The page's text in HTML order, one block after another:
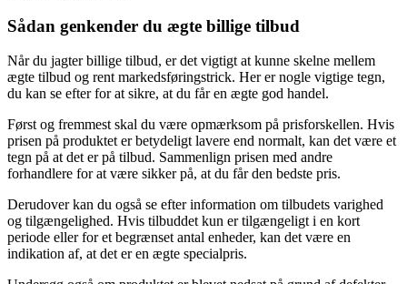
Sådan genkender du ægte billige tilbud
Når du jagter billige tilbud, er det vigtigt at kunne skelne mellem
ægte tilbud og rent markedsføringstrick. Her er nogle vigtige tegn,
du kan se efter for at sikre, at du får en ægte god handel.
Først og fremmest skal du være opmærksom på prisforskellen. Hvis
prisen på produktet er betydeligt lavere end normalt, kan det være et
tegn på at det er på tilbud. Sammenlign prisen med andre
forhandlere for at være sikker på, at du får den bedste pris.
Derudover kan du også se efter information om tilbudets varighed
og tilgængelighed. Hvis tilbuddet kun er tilgængeligt i en kort
periode eller for et begrænset antal enheder, kan det være en
indikation af, at det er en ægte specialpris.